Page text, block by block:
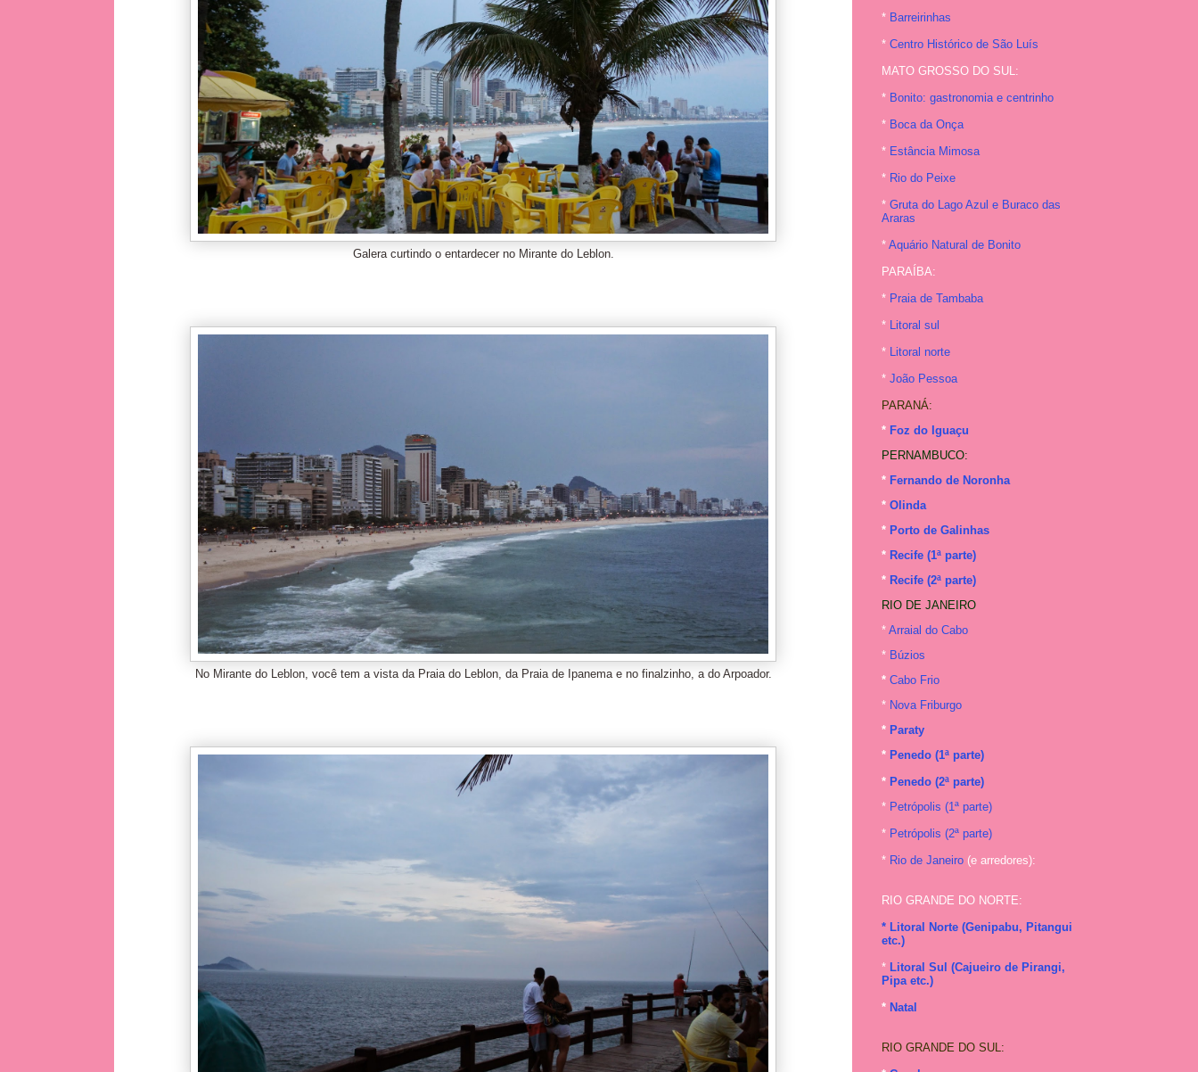
Galera curtindo o entardecer no Mirante do Leblon.
No Mirante do Leblon, você tem a vista da Praia do Leblon, da Praia de Ipanema e no finalzinho, a do Arpoador.
* Barreirinhas
* Centro Histórico de São Luís
MATO GROSSO DO SUL:
* Bonito: gastronomia e centrinho
* Boca da Onça
* Estância Mimosa
* Rio do Peixe
* Gruta do Lago Azul e Buraco das
Araras
* Aquário Natural de Bonito
PARAÍBA:
* Praia de Tambaba
* Litoral sul
* Litoral norte
* João Pessoa
PARANÁ:
* Foz do Iguaçu
PERNAMBUCO:
* Fernando de Noronha
* Olinda
* Porto de Galinhas
* Recife (1ª parte)
* Recife (2ª parte)
RIO DE JANEIRO
* Arraial do Cabo
* Búzios
* Cabo Frio
* Nova Friburgo
* Paraty
* Penedo (1ª parte)
* Penedo (2ª parte)
* Petrópolis (1ª parte)
* Petrópolis (2ª parte)
* Rio de Janeiro (e arredores):
RIO GRANDE DO NORTE:
* Litoral Norte (Genipabu, Pitangui
etc.)
* Litoral Sul (Cajueiro de Pirangi,
Pipa etc.)
* Natal
RIO GRANDE DO SUL: